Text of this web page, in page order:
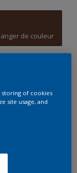
de couleur
storing of cookies
site usage, and